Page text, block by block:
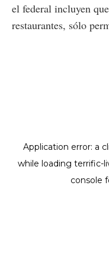
el federal incluyen
restaurantes, sólo